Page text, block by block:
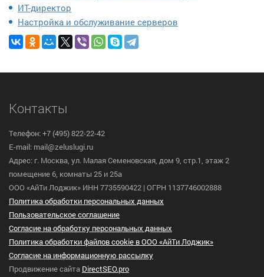
ИТ-директор
Настройка и обслуживание серверов
Контакты
Телефон: +7 (495) 822-22-42
E-mail: mail@zeluslugi.ru
Адрес: г. Москва, ул. Малая Семеновская, дом 9, стр.1, этаж 2
помещение 6, комнаты 25 и 25а
ООО «АйТи Лоджик» ИНН 7735590422 | ОГРН 1137746002888
Политика обработки персональных данных
Пользовательское cоглашение
Согласие на обработку персональных данных
Политика обработки файлов cookie в ООО «АйТи Лоджик»
Согласие на информационную рассылку
Продвижение сайта DirectSEO.pro